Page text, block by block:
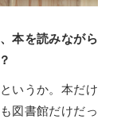
本を読みながら
いうか。本だけ
図書館だけだっ